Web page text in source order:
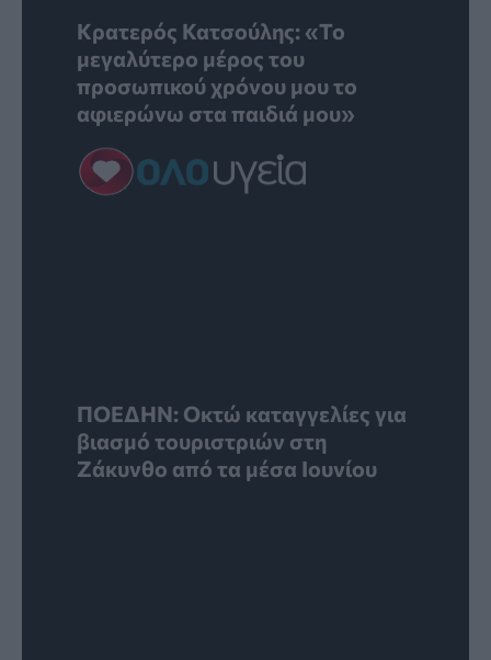
Κρατερός Κατσούλης: «Το
μεγαλύτερο μέρος του
προσωπικού χρόνου μου το
αφιερώνω στα παιδιά μου»
ΠΟΕΔΗΝ: Οκτώ καταγγελίες για
βιασμό τουριστριών στη
Ζάκυνθο από τα μέσα Ιουνίου